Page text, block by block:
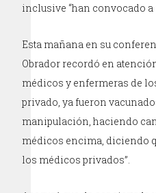
inclusive “han convocado
Esta mañana en su
Obrador recordó en
médicos y enfermeras de
privado, ya fueron
manipulación, haciendo
médicos encima, diciendo
los médicos privados”.